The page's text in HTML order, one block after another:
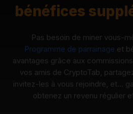
bénéfices
Pas besoin de miner vous-
Programme de parrainage et
avantages grâce aux
vos amis de CryptoTab,
invitez-les à vous rejoindre, et…
obtenez un revenu régulier